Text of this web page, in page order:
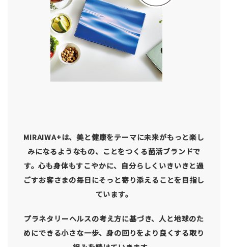
MIRAIWA+は、美と健康をテーマに未来がもっと楽し
みになるようなもの、ことをつくる菌活ブランドで
す。心も身体もすこやかに、自分らしくいきいきと過
ごすお客さまの毎日にそっと寄り添えることを目指し
ています。
プラネタリーヘルスの考え方に基づき、人と地球のた
めにできる小さな一歩、身の回りをより良くする取り